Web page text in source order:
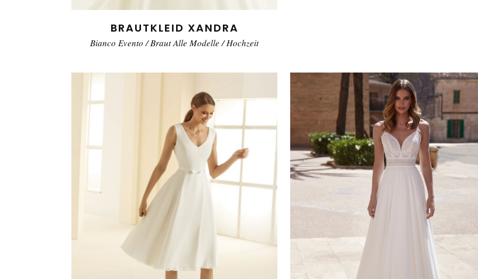
BRAUTKLEID XANDRA
Bianco Evento /Braut Alle Modelle /Hochzeit